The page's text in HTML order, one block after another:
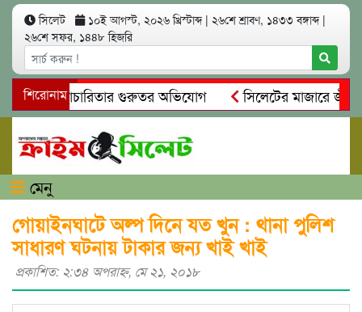
সিলেট ১০ই আগস্ট, ২০২৬ খ্রিস্টাব্দ | ২৬শে শ্রাবণ, ১৪৩৩ বঙ্গাব্দ |
২৬শে সফর, ১৪৪৮ হিজরি
শিরোনাম
ও স্বেচ্ছাচারিতার গুরুতর অভিযোগ
সিলেটের মাজারে
দলিল ফাঁস
গোয়াইনঘাটে প্রেমের ফাঁদে তরুণী পাচার:
মেনু
গোয়াইনঘাটে অল্প দিনে যত খুন : থানা পুলিশ
সাধারণ ঘটনায় টাকার জন্য খাই খাই
প্রকাশিত: ২:৩৪ অপরাহ্ণ, মে ২১, ২০১৮